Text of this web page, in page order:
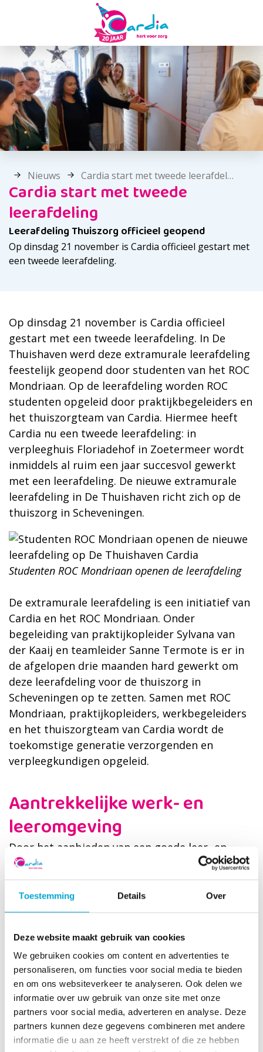
Toestemming Details Over
Deze website maakt gebruik van cookies
We gebruiken cookies om content en advertenties te
personaliseren, om functies voor social media te bieden
en om ons websiteverkeer te analyseren. Ook delen we
informatie over uw gebruik van onze site met onze
partners voor social media, adverteren en analyse. Deze
partners kunnen deze gegevens combineren met andere
informatie die u aan ze heeft verstrekt of die ze hebben
Nieuws Cardia start met tweede leerafdeling
Cardia start met tweede
leerafdeling
Leerafdeling Thuiszorg officieel geopend
Op dinsdag 21 november is Cardia officieel gestart met
een tweede leerafdeling.
Op dinsdag 21 november is Cardia officieel
gestart met een tweede leerafdeling. In De
Thuishaven werd deze extramurale leerafdeling
feestelijk geopend door studenten van het ROC
Mondriaan. Op de leerafdeling worden ROC
studenten opgeleid door praktijkbegeleiders en
het thuiszorgteam van Cardia. Hiermee heeft
Cardia nu een tweede leerafdeling: in
verpleeghuis Floriadehof in Zoetermeer wordt
inmiddels al ruim een jaar succesvol gewerkt
met een leerafdeling. De nieuwe extramurale
leerafdeling in De Thuishaven richt zich op de
thuiszorg in Scheveningen.
Studenten ROC Mondriaan openen de leerafdeling
De extramurale leerafdeling is een initiatief van
Cardia en het ROC Mondriaan. Onder
begeleiding van praktijkopleider Sylvana van
der Kaaij en teamleider Sanne Termote is er in
de afgelopen drie maanden hard gewerkt om
deze leerafdeling voor de thuiszorg in
Scheveningen op te zetten. Samen met ROC
Mondriaan, praktijkopleiders, werkbegeleiders
en het thuiszorgteam van Cardia wordt de
toekomstige generatie verzorgenden en
verpleegkundigen opgeleid.
Aantrekkelijke werk- en
leeromgeving
Door het aanbieden van een goede leer- en
werkplek hopen we veel studenten en stagiaires
te behouden in het thuiszorgteam, en ze te
motiveren om zich verder te ontwikkelen in dit
vakgebied. Een leerafdeling biedt leerlingen en
elkaar te leren. In het huidige zorglandschap
met de personeelstekorten is een leerafdeling
een kans om zorgpersoneel op te leiden en te
behouden.
Flora van Eck van het ROC Mondriaan,
praktijkopleider Sylvana van der Kaaij,
regiomanager Matthijs de Jong, praktijkopleider